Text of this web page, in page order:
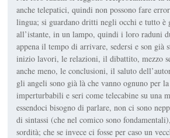
anche telepatici, quindi non possono fare
lingua; si guardano dritti negli occhi e tutto è
all’istante, in un lampo, quindi i loro raduni
appena il tempo di arrivare, sedersi e son
inizio lavori, le relazioni, il dibattito, mezzo
anche meno, le conclusioni, il saluto
gli angeli sono già là che vanno ognuno per la
imperturbabili e seri come telecabine su una
essendoci bisogno di parlare, non ci sono
di sintassi (che nel comico sono
sordità; che se invece ci fosse per caso un